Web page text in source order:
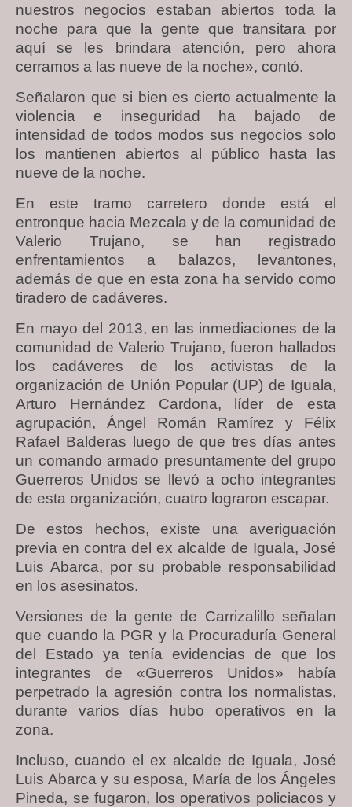
nuestros negocios estaban abiertos toda la
noche para que la gente que transitara por
aquí se les brindara atención, pero ahora
cerramos a las nueve de la noche», contó.
Señalaron que si bien es cierto actualmente la
violencia e inseguridad ha bajado de
intensidad de todos modos sus negocios solo
los mantienen abiertos al público hasta las
nueve de la noche.
En este tramo carretero donde está el
entronque hacia Mezcala y de la comunidad de
Valerio Trujano, se han registrado
enfrentamientos a balazos, levantones,
además de que en esta zona ha servido como
tiradero de cadáveres.
En mayo del 2013, en las inmediaciones de la
comunidad de Valerio Trujano, fueron hallados
los cadáveres de los activistas de la
organización de Unión Popular (UP) de Iguala,
Arturo Hernández Cardona, líder de esta
agrupación, Ángel Román Ramírez y Félix
Rafael Balderas luego de que tres días antes
un comando armado presuntamente del grupo
Guerreros Unidos se llevó a ocho integrantes
de esta organización, cuatro lograron escapar.
De estos hechos, existe una averiguación
previa en contra del ex alcalde de Iguala, José
Luis Abarca, por su probable responsabilidad
en los asesinatos.
Versiones de la gente de Carrizalillo señalan
que cuando la PGR y la Procuraduría General
del Estado ya tenía evidencias de que los
integrantes de «Guerreros Unidos» había
perpetrado la agresión contra los normalistas,
durante varios días hubo operativos en la
zona.
Incluso, cuando el ex alcalde de Iguala, José
Luis Abarca y su esposa, María de los Ángeles
Pineda, se fugaron, los operativos policiacos y